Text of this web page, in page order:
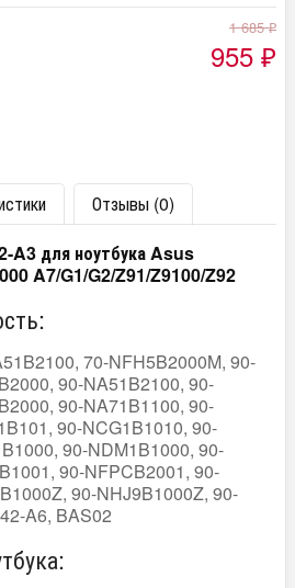
1 685₽
955 ₽
Отзывы (0)
A3 для ноутбука Asus
A7/G1/G2/Z91/Z9100/Z92
70-NFH5B2000M, 90-
90-NA51B2100, 90-
90-NA71B1100, 90-
90-NCG1B1010, 90-
90-NDM1B1000, 90-
90-NFPCB2001, 90-
90-NHJ9B1000Z, 90-
A6, BAS02